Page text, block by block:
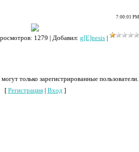
7:00:01 PM
: 1279 | Добавил: g[E]nesis |
только зарегистрированные пользователи.
[ Регистрация| Вход]